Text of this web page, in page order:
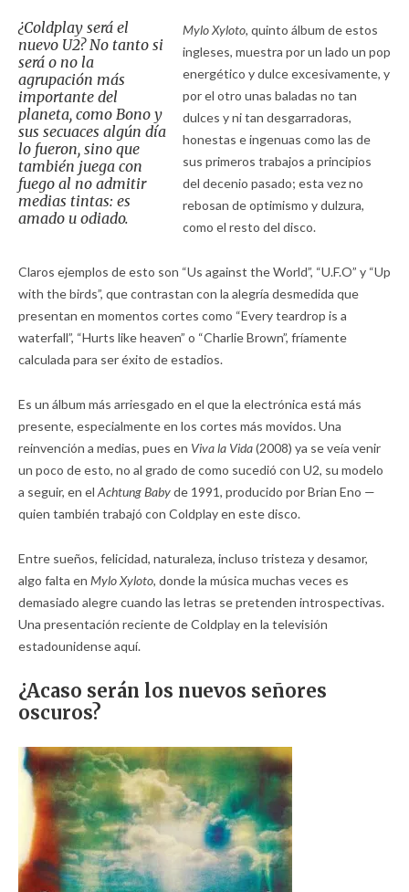
¿Coldplay será el
nuevo U2? No tanto si
será o no la
agrupación más
importante del
planeta, como Bono y
sus secuaces algún día
lo fueron, sino que
también juega con
fuego al no admitir
medias tintas: es
amado u odiado.
Mylo Xyloto, quinto álbum de estos
ingleses, muestra por un lado un pop
energético y dulce excesivamente, y
por el otro unas baladas no tan
dulces y ni tan desgarradoras,
honestas e ingenuas como las de
sus primeros trabajos a principios
del decenio pasado; esta vez no
rebosan de optimismo y dulzura,
como el resto del disco.
Claros ejemplos de esto son “Us against the World”, “U.F.O” y “Up
with the birds”, que contrastan con la alegría desmedida que
presentan en momentos cortes como “Every teardrop is a
waterfall”, “Hurts like heaven” o “Charlie Brown”, fríamente
calculada para ser éxito de estadios.
Es un álbum más arriesgado en el que la electrónica está más
presente, especialmente en los cortes más movidos. Una
reinvención a medias, pues en Viva la Vida(2008) ya se veía venir
un poco de esto, no al grado de como sucedió con U2, su modelo
a seguir, en el Achtung Babyde 1991, producido por Brian Eno —
quien también trabajó con Coldplay en este disco.
Entre sueños, felicidad, naturaleza, incluso tristeza y desamor,
algo falta en Mylo Xyloto, donde la música muchas veces es
demasiado alegre cuando las letras se pretenden introspectivas.
Una presentación reciente de Coldplay en la televisión
estadounidenseaquí.
¿Acaso serán los nuevos señores
oscuros?